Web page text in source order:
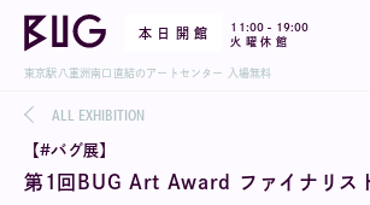
本 日 開 館 11:00 - 19:00
火 曜 休 館
東京駅八重洲南口直結のアートセンター 入場無料
ALL EXHIBITION
【#バグ展】
第1回BUG Art Award ファイナリス